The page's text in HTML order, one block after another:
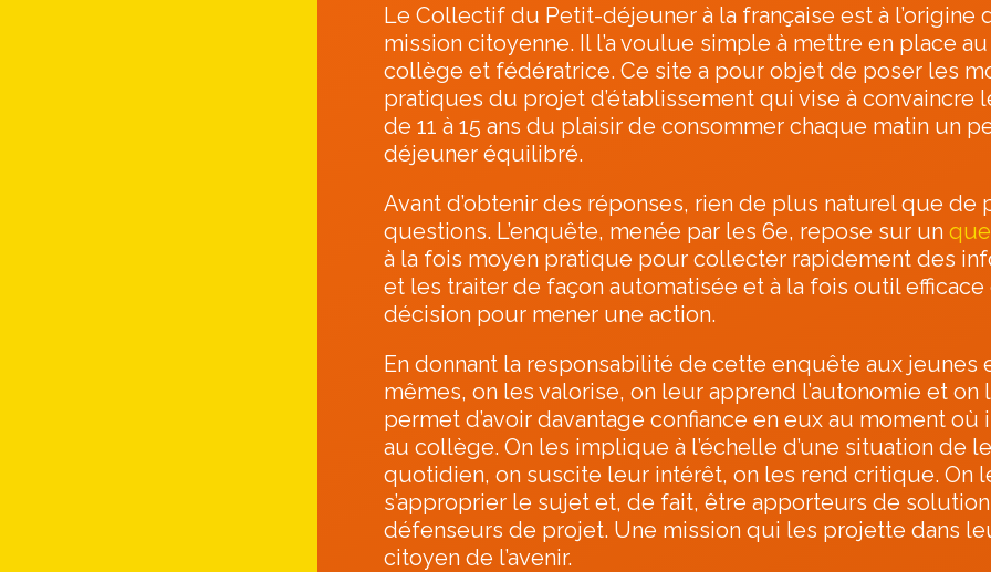
Le Collectif du Petit-déjeuner à la française est à l’origine
mission citoyenne. Il l’a voulue simple à mettre en place
collège et fédératrice. Ce site a pour objet de poser les
pratiques du projet d’établissement qui vise à convaincre
de 11 à 15 ans du plaisir de consommer chaque matin un
déjeuner équilibré.
Avant d’obtenir des réponses, rien de plus naturel que de
questions. L’enquête, menée par les 6e, repose sur un
à la fois moyen pratique pour collecter rapidement des
et les traiter de façon automatisée et à la fois outil efficace
décision pour mener une action.
En donnant la responsabilité de cette enquête aux jeunes
mêmes, on les valorise, on leur apprend l’autonomie et on
permet d’avoir davantage confiance en eux au moment où
au collège. On les implique à l’échelle d’une situation de
quotidien, on suscite leur intérêt, on les rend critique. On
s’approprier le sujet et, de fait, être apporteurs de
défenseurs de projet. Une mission qui les projette dans
citoyen de l’avenir.